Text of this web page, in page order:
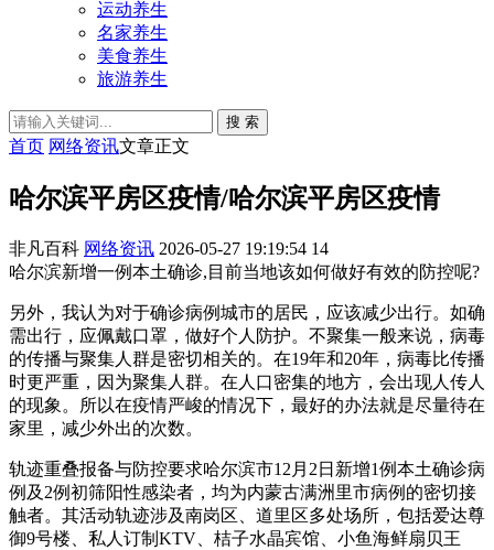
运动养生
名家养生
美食养生
旅游养生
搜 索
首页 网络资讯文章正文
哈尔滨平房区疫情/哈尔滨平房区疫情
非凡百科 网络资讯 2026-05-27 19:19:54 14
哈尔滨新增一例本土确诊,目前当地该如何做好有效的防控呢?
另外，我认为对于确诊病例城市的居民，应该减少出行。如确
需出行，应佩戴口罩，做好个人防护。不聚集一般来说，病毒
的传播与聚集人群是密切相关的。在19年和20年，病毒比传播
时更严重，因为聚集人群。在人口密集的地方，会出现人传人
的现象。所以在疫情严峻的情况下，最好的办法就是尽量待在
家里，减少外出的次数。
轨迹重叠报备与防控要求哈尔滨市12月2日新增1例本土确诊病
例及2例初筛阳性感染者，均为内蒙古满洲里市病例的密切接
触者。其活动轨迹涉及南岗区、道里区多处场所，包括爱达尊
御9号楼、私人订制KTV、桔子水晶宾馆、小鱼海鲜扇贝王